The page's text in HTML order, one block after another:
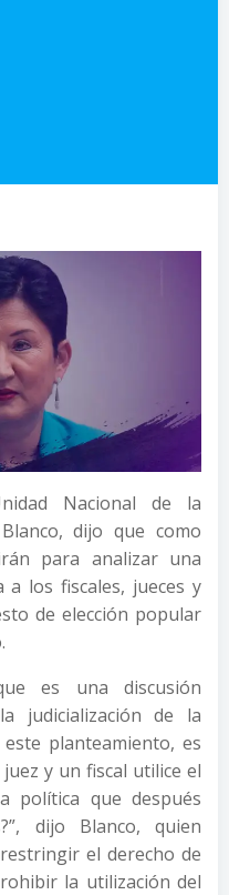
Nacional de la
dijo que como
para analizar una
los fiscales, jueces y
de elección popular
es una discusión
judicialización de la
planteamiento, es
y un fiscal utilice el
política que después
dijo Blanco, quien
el derecho de
la utilización del